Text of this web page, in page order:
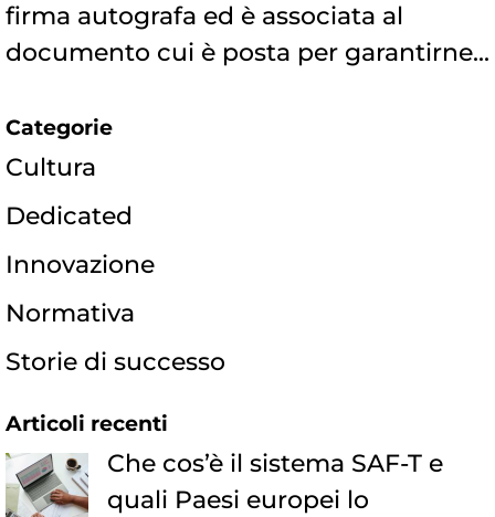
firma autografa ed è associata al
documento cui è posta per garantirne...
Categorie
Cultura
Dedicated
Innovazione
Normativa
Storie di successo
Articoli recenti
Che cos’è il sistema SAF-T e
quali Paesi europei lo